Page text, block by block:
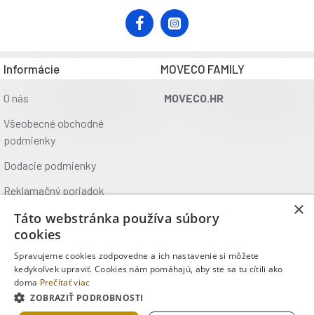
Informácie
O nás
Všeobecné obchodné
podmienky
Dodacie podmienky
Reklamačný poriadok
Ochrana údajov
Kontakt
Kde nás nájdete
MOVECO FAMILY
MOVECO.HR
Copyright © 2025, MOVECO s.r.o., Všetky práva vyhradené
×
Táto webstránka používa súbory
cookies
Spravujeme cookies zodpovedne a ich nastavenie si môžete
kedykoľvek upraviť. Cookies nám pomáhajú, aby ste sa tu cítili ako
doma Prečítať viac
ZOBRAZIŤ PODROBNOSTI